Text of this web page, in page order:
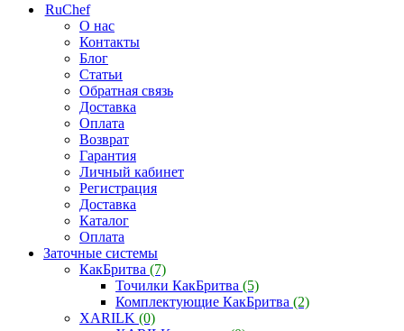
RuChef
О нас
Контакты
Блог
Статьи
Обратная связь
Доставка
Оплата
Возврат
Гарантия
Личный кабинет
Регистрация
Доставка
Каталог
Оплата
Заточные системы
КакБритва (7)
Точилки КакБритва (5)
Комплектующие КакБритва (2)
XARILK (0)